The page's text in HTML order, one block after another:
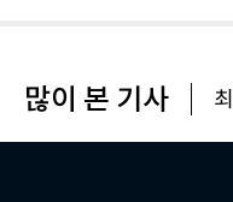
많이 본 기사